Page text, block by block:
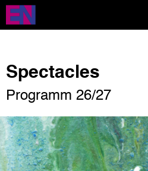
Direkt
zum
Inhalt
Spectacles
Programm 26/27